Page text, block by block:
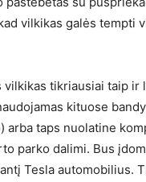
vilkikas galės tempti
vilkikas tikriausiai taip ir
kituose
arba taps nuolatine
parko dalimi. Bus
Tesla automobilius.